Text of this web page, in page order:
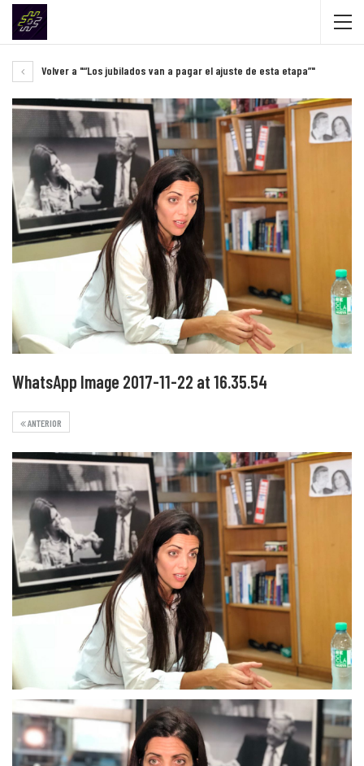
Volver a "“Los jubilados van a pagar el ajuste de esta etapa”"
WhatsApp Image 2017-11-22 at 16.35.54
ANTERIOR